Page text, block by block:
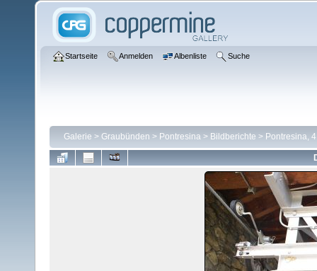
Startseite Anmelden Albenliste Suche
Galerie > Graubünden > Pontresina > Bildberichte > Pontresina,